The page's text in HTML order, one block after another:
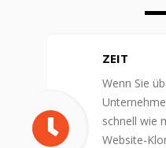
ZEIT
Wenn Sie
schnell wie
Website-